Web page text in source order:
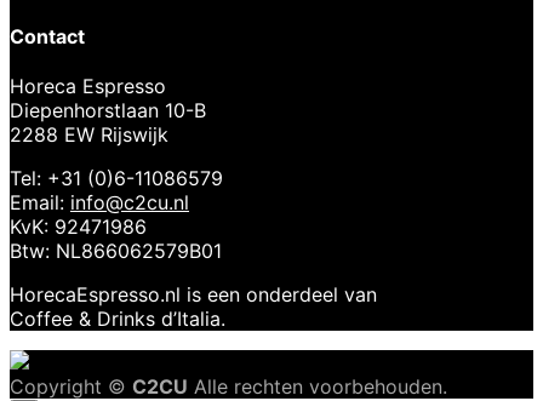
Contact
Horeca Espresso
Diepenhorstlaan 10-B
2288 EW Rijswijk
Tel: +31 (0)6-11086579
Email: info@c2cu.nl
KvK: 92471986
Btw: NL866062579B01
HorecaEspresso.nl is een onderdeel van
Coffee & Drinks d’Italia.
Copyright © C2CU Alle rechten voorbehouden.